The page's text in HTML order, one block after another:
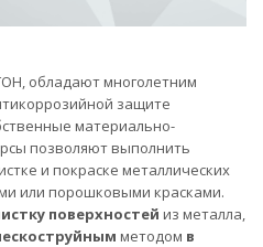
обладают многолетним
защите
материально-
позволяют выполнить
и покраске металлических
или порошковыми красками.
поверхностей из металла,
методом в